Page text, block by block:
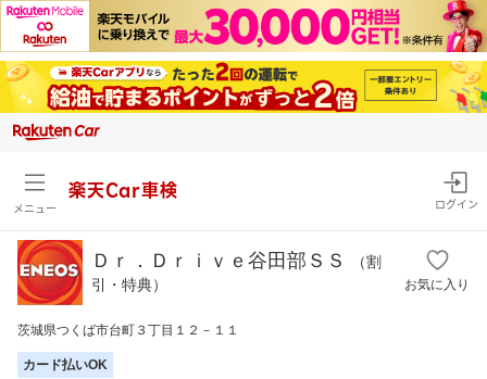
メニュー
楽天Car車検
ログイン
Ｄｒ．Ｄｒｉｖｅ谷田部ＳＳ
（割
引・特典）
お気に入り
茨城県つくば市台町３丁目１２－１１
カード払いOK